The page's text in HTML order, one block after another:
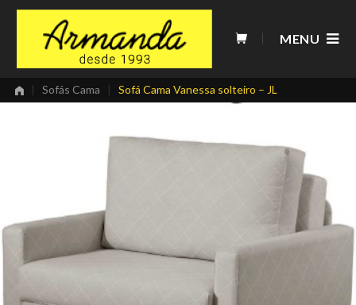
Skip
content
MENU
| Sofás Cama | Sofá Cama Vanessa solteiro – JL